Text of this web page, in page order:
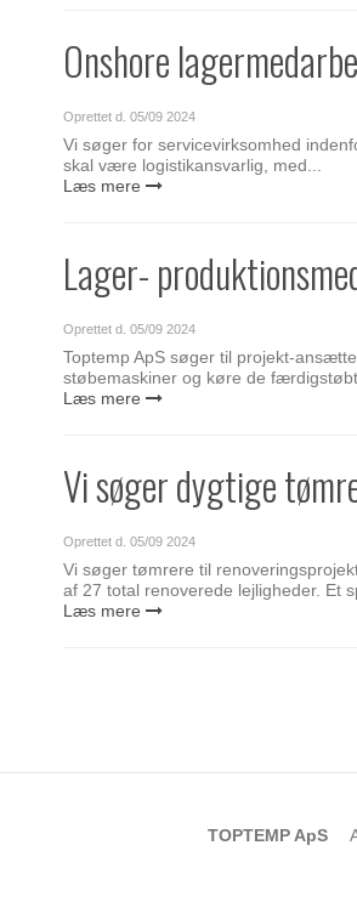
Onshore
Oprettet d. 05/09 2024
Vi søger for servicevirksomhed
skal være logistikansvarlig, med...
Læs mere
Lager-
Oprettet d. 05/09 2024
Toptemp ApS søger til projekt-
støbemaskiner og køre de
Læs mere
Vi søger dygtige
Oprettet d. 05/09 2024
Vi søger tømrere til
af 27 total renoverede lejligheder. Et
Læs mere
TOPTEMP ApS